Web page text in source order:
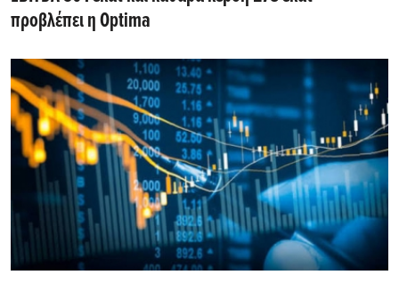
προβλέπει η Optima